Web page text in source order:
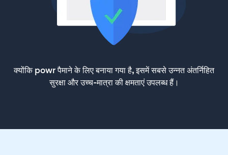
क्योंकि powr पैमाने के लिए बनाया गया है, इसमें सबसे उन्नत अंतर्निहित
सुरक्षा और उच्च-मात्रा की क्षमताएं उपलब्ध हैं।